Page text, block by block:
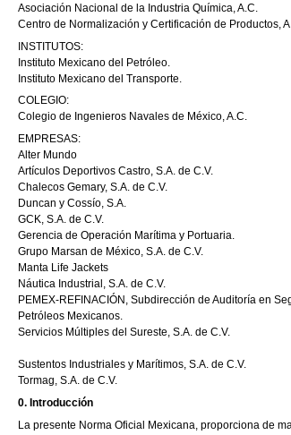
Asociación Nacional de la Industria Química, A.C.
Centro de Normalización y Certificación de Productos,
INSTITUTOS:
Instituto Mexicano del Petróleo.
Instituto Mexicano del Transporte.
COLEGIO:
Colegio de Ingenieros Navales de México, A.C.
EMPRESAS:
Alter Mundo
Artículos Deportivos Castro, S.A. de C.V.
Chalecos Gemary, S.A. de C.V.
Duncan y Cossío, S.A.
GCK, S.A. de C.V.
Gerencia de Operación Marítima y Portuaria.
Grupo Marsan de México, S.A. de C.V.
Manta Life Jackets
Náutica Industrial, S.A. de C.V.
PEMEX-REFINACIÓN, Subdirección de Auditoría en
Petróleos Mexicanos.
Servicios Múltiples del Sureste, S.A. de C.V.
Sustentos Industriales y Marítimos, S.A. de C.V.
Tormag, S.A. de C.V.
0. Introducción
La presente Norma Oficial Mexicana, proporciona de